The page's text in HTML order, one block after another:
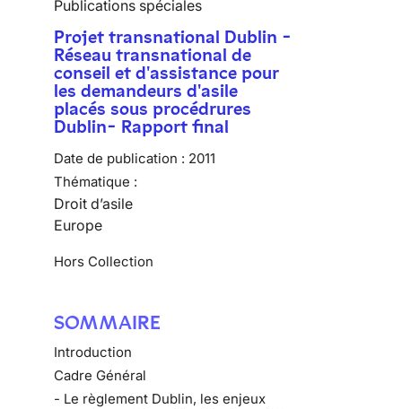
Publications spéciales
Projet transnational Dublin -
Réseau transnational de
conseil et d'assistance pour
les demandeurs d'asile
placés sous procédrures
Dublin- Rapport final
Date de publication : 2011
Thématique :
Droit d’asile
Europe
Hors Collection
SOMMAIRE
Introduction
Cadre Général
- Le règlement Dublin, les enjeux